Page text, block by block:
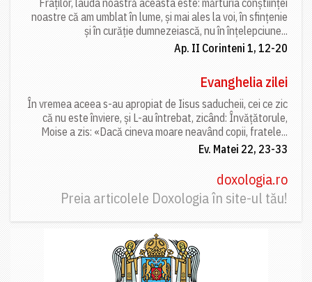
noastre că am umblat în lume, și mai ales la voi, în sfințenie
și în curăție dumnezeiască, nu în înțelepciune...
Ap. II Corinteni 1, 12-20
Evanghelia zilei
În vremea aceea s-au apropiat de Iisus saducheii, cei ce zic
că nu este înviere, și L-au întrebat, zicând: Învățătorule,
Moise a zis: «Dacă cineva moare neavând copii, fratele...
Ev. Matei 22, 23-33
doxologia.ro
Preia articolele Doxologia în site-ul tău!